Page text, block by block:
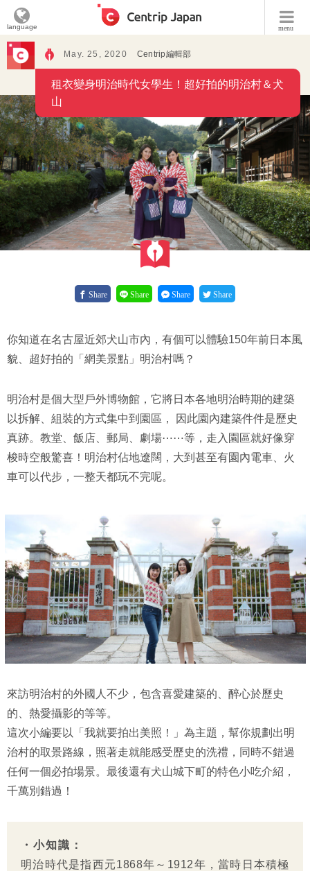
menu
language
May. 25, 2020 Centrip編輯部
租衣變身明治時代女學生！超好拍的明治村＆犬
山
Share Share Share Share
你知道在名古屋近郊犬山市內，有個可以體驗150年前日本風
貌、超好拍的「網美景點」明治村嗎？
明治村是個大型戶外博物館，它將日本各地明治時期的建築
以拆解、組裝的方式集中到園區， 因此園內建築件件是歷史
真跡。教堂、飯店、郵局、劇場⋯⋯等，走入園區就好像穿
梭時空般驚喜！明治村佔地遼闊，大到甚至有園內電車、火
車可以代步，一整天都玩不完呢。
來訪明治村的外國人不少，包含喜愛建築的、醉心於歷史
的、熱愛攝影的等等。
這次小編要以「我就要拍出美照！」為主題，幫你規劃出明
治村的取景路線，照著走就能感受歷史的洗禮，同時不錯過
任何一個必拍場景。最後還有犬山城下町的特色小吃介紹，
千萬別錯過！
・小知識：
明治時代是指西元1868年～1912年，當時日本積極